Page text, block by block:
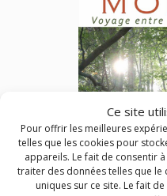
Ce site
Pour offrir les meilleures
telles que les cookies pour
appareils. Le fait de consentir
traiter des données telles que
uniques sur ce site. Le fait